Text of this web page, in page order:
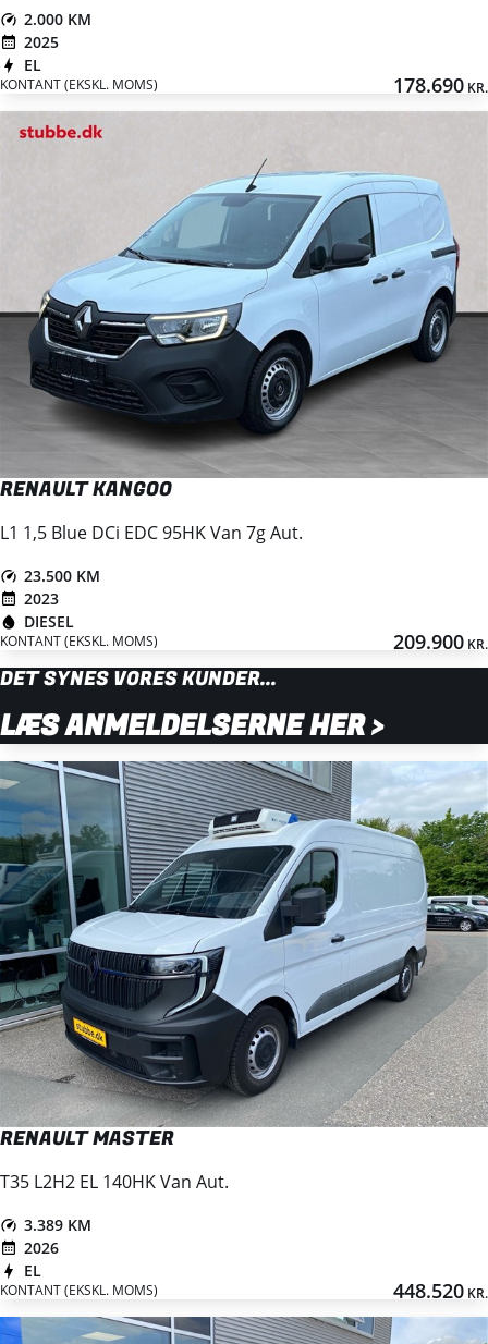
2.000 KM
2025
EL
KONTANT (EKSKL. MOMS) 178.690 KR.
RENAULT KANGOO
L1 1,5 Blue DCi EDC 95HK Van 7g Aut.
23.500 KM
2023
DIESEL
KONTANT (EKSKL. MOMS) 209.900 KR.
DET SYNES VORES KUNDER...
LÆS ANMELDELSERNE HER >
RENAULT MASTER
T35 L2H2 EL 140HK Van Aut.
3.389 KM
2026
EL
KONTANT (EKSKL. MOMS) 448.520 KR.